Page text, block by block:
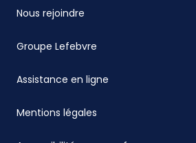
Nous rejoindre
Groupe Lefebvre
Assistance en ligne
Mentions légales